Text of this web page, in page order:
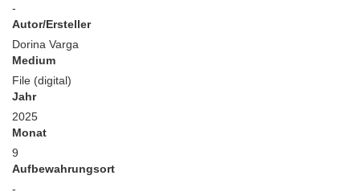
-
Autor/Ersteller
Dorina Varga
Medium
File (digital)
Jahr
2025
Monat
9
Aufbewahrungsort
-